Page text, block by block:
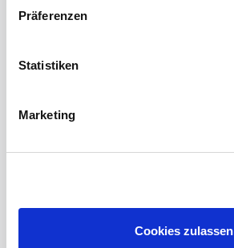
Präferenzen
Statistiken
Marketing
Cookies zulassen
SIMAtex-Windschutznetze
Hof- und Stall
Planenhauben für Unterstände
Schiebetorsets
Windschutznetz für Pferdestall